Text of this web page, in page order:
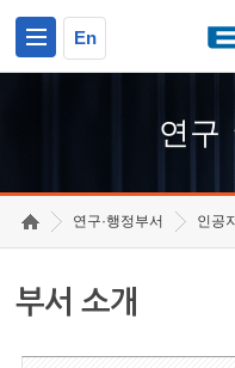
En
연구
연구·행정부서 인공
부서 소개